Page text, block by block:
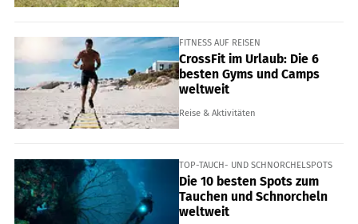
FITNESS AUF REISEN
CrossFit im Urlaub: Die 6
besten Gyms und Camps
weltweit
Reise & Aktivitäten
TOP-TAUCH- UND SCHNORCHELSPOTS
Die 10 besten Spots zum
Tauchen und Schnorcheln
weltweit